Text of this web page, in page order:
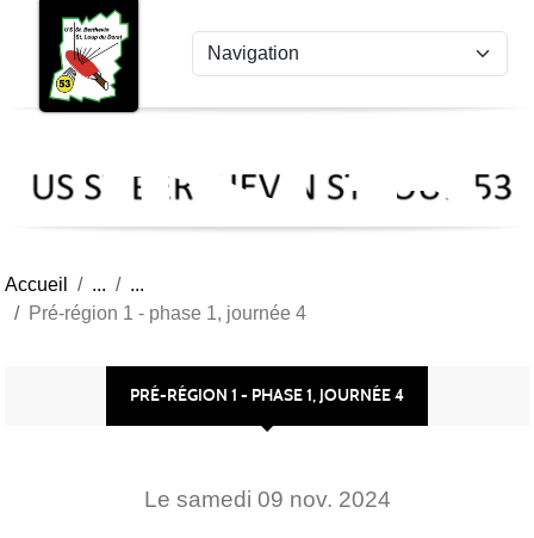
US
St
53
Accueil
Pré-région 1 - phase 1, journée 4
PRÉ-RÉGION 1 - PHASE 1, JOURNÉE 4
Le samedi 09 nov. 2024
Panneau de gestion des cookies